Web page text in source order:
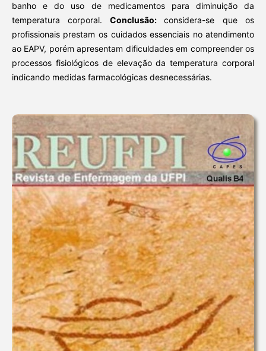
banho e do uso de medicamentos para diminuição da
temperatura corporal. Conclusão:considera-se que os
profissionais prestam os cuidados essenciais no atendimento
ao EAPV, porém apresentam dificuldades em compreender os
processos fisiológicos de elevação da temperatura corporal
indicando medidas farmacológicas desnecessárias.